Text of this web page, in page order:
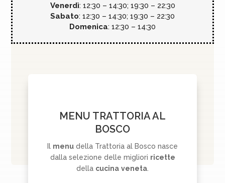
Venerdì: 12:30 – 14:30; 19:30 – 22:30
Sabato: 12:30 – 14:30; 19:30 – 22:30
Domenica: 12:30 – 14:30
MENU TRATTORIA AL
BOSCO
Il menu della Trattoria al Bosco nasce
dalla selezione delle migliori ricette
della cucina veneta